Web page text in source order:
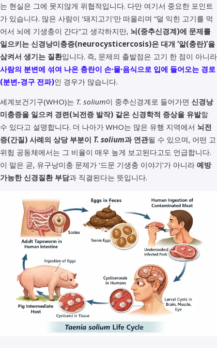
는 현실은 그에 못지않게 위협적입니다. 다만 여기서 중요한 포인트
가 있습니다. 많은 사람이 ‘돼지고기’만 떠올리며 “덜 익힌 고기를 먹
어서 뇌에 기생충이 간다”고 생각하지만, 뇌(중추신경계)에 문제를
일으키는 신경낭미충증(neurocysticercosis)은 대개 ‘알(충란)’을
삼켜서 생기는 질환입니다. 즉, 문제의 출발점은 고기 한 점이 아니라
사람의 분변에 섞여 나온 충란이 손·물·음식으로 입에 들어오는 경로
(분변-경구 전파)인 경우가 많습니다.
세계보건기구(WHO)는 T. solium이 중추신경계로 들어가면 신경낭
미충증을 일으켜 경련(뇌전증 발작) 같은 신경학적 증상을 유발할
수 있다고 설명합니다. 더 나아가 WHO는 많은 유행 지역에서 뇌전
증(간질) 사례의 상당 부분이 T. solium과 연관될 수 있으며, 어떤 고
위험 공동체에서는 그 비율이 매우 높게 보고된다고도 언급합니다.
이 말은 곧, 유구낭미충 문제가 ‘드문 기생충 이야기’가 아니라 예방
가능한 신경질환 부담과 직결된다는 뜻입니다.